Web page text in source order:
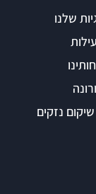
שלנו
נזקים